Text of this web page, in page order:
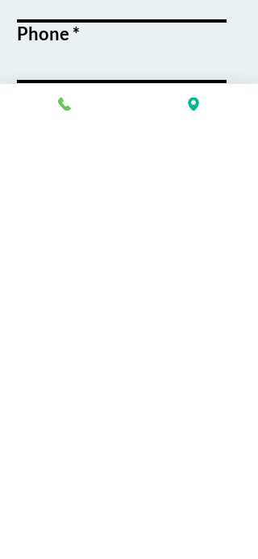
Phone
Course / Service
Interest